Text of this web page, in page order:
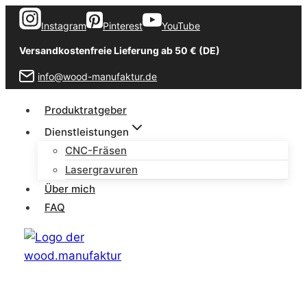
Zum
Inhalt
springen
Instagram Pinterest YouTube
Versandkostenfreie Lieferung ab 50 € (DE)
info@wood-manufaktur.de
Produktratgeber
Dienstleistungen
CNC-Fräsen
Lasergravuren
Über mich
FAQ